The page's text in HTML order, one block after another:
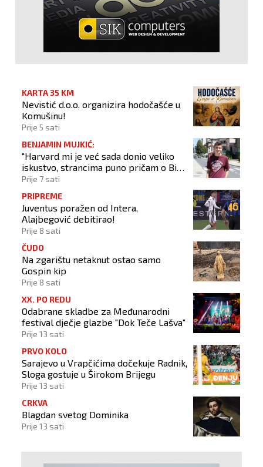
KARTA 35 KM
Nevistić d.o.o. organizira hodočašće u
Komušinu!
Prije 5 sati
BENJAMIN MUJKIĆ:
"Harvard mi je već sada donio veliko
iskustvo, strancima puno pričam o BiH
i Novom Travniku"
Prije 7 sati
PRIPREME
Juventus poražen od Intera,
Alajbegović debitirao!
Prije 8 sati
ČUDO
Na zgarištu netaknut ostao samo
Gospin kip
Prije 8 sati
XX. PO REDU
Odabrane skladbe za Međunarodni
festival dječje glazbe "Dok Teče Lašva"
Prije 13 sati
PRVO KOLO
Sarajevo u Vrapčićima dočekuje Radnik,
Sloga gostuje u Širokom Brijegu
Prije 13 sati
CRKVA
Blagdan svetog Dominika
Prije 13 sati